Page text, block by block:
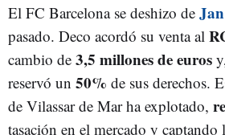
El FC Barcelona se deshizo de
pasado. Deco acordó su venta al
cambio de 3,5 millones de euros
reservó un 50% de sus derechos.
de Vilassar de Mar ha explotado,
tasación en el mercado y captando